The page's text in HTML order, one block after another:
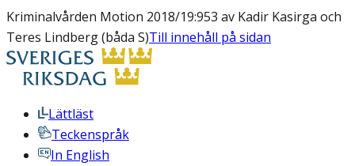
Kriminalvården Motion 2018/19:953 av Kadir Kasirga och
Teres Lindberg (båda S)Till innehåll på sidan
Lättläst
Teckenspråk
In English